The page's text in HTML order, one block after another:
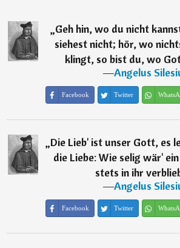
„Geh hin, wo du nicht
siehest nicht; hör, wo
klingt, so bist du, wo
―Angelus
Facebook Twitter
„Die Lieb' ist unser Gott, es
die Liebe: Wie selig wär'
stets in ihr
―Angelus
Facebook Twitter